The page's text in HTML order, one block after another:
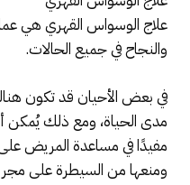
علاج الوسواس القهري هي
والنجاح في جميع الحالات.
في بعض الأحيان قد تكون
مدى الحياة، ومع ذلك يُمكن
مفيدًا في مساعدة المريض على
ومنعها من السيطرة على